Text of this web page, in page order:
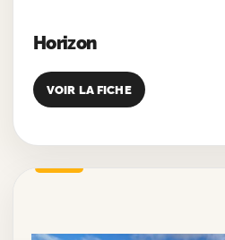
Horizon
VOIR LA FICHE